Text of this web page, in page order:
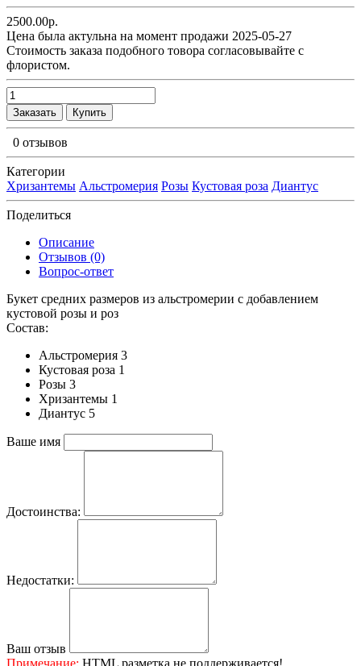
2500.00р.
Цена была актульна на момент продажи 2025-05-27
Cтоимость заказа подобного товора согласовывайте с
флористом.
Заказать Купить
0 отзывов
Категории
Хризантемы Альстромерия Розы Кустовая роза Диантус
Поделиться
Описание
Отзывов (0)
Вопрос-ответ
Букет средних размеров из альстромерии c добавлением
кустовой розы и роз
Состав:
Альстромерия 3
Кустовая роза 1
Розы 3
Хризантемы 1
Диантус 5
Ваше имя
Достоинства:
Недостатки:
Ваш отзыв
Примечание: HTML разметка не поддерживается!